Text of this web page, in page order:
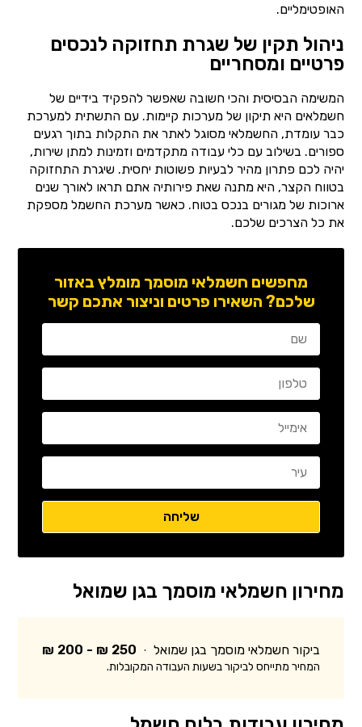
האופטימליים.
ניהול תקין של שגרת תחזוקה לנכסים
פרטיים ומסחריים
המשימה הבסיסית והכי חשובה שאפשר להפקיד בידיים של
חשמלאים היא תיקון של מערכות קיימות. עם התשתית למערכת
כבר עומדת, החשמלאי מסוגל לאתר את התקלות בתוך רגעים
ספורים. בשילוב עם כלי עבודה מתקדמים וזמינות למתן שירות,
יהיה לכם פתרון מהיר לבעיות פשוטות יחסית. שיגרת התחזוקה
בטווח הקצר, היא מתנה שאת פירותיה אתם תראו לאורך שנים
ארוכות של מגורים בנכס בטוח. כאשר מערכת החשמל מספקת
את כל הצרכים שלכם.
מחפשים חשמלאי מוסמך מומלץ באזור
שלכם? השאירו פרטים וניצור אתכם קשר
מחירון חשמלאי מוסמך בגן שמואל
ביקור חשמלאי מוסמך בגן שמואל 250 ₪ - 200 ₪
המחיר מתייחס לביקור בשעות העבודה המקובלות.